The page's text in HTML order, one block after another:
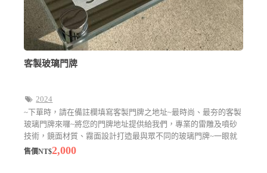
客製玻璃門牌
2024
~下單時，請在備註欄填寫客製門牌之地址~最時尚、最夯的客製
玻璃門牌來囉~將您的門牌地址提供給我們，專業的雷雕及噴砂
技術，鏡面材質、霧面設計打造最與眾不同的玻璃門牌~一眼就
能辨識的客製化商品
售價NT$2,000